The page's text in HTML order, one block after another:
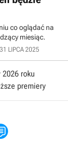
co oglądać na
miesiąc.
31 LIPCA 2025
2026 roku
premiery